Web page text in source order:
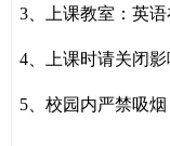
3 、上课教室：英
4 、上课时请关闭
5 、校园内严禁吸烟